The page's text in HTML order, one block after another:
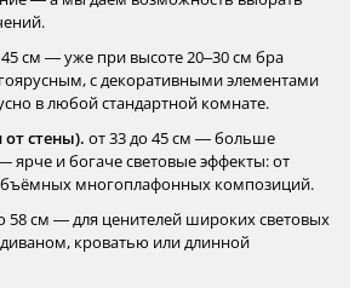
45 см — уже при высоте 20–30 см бра
с декоративными элементами
в любой стандартной комнате.
стены). от 33 до 45 см — больше
ярче и богаче световые эффекты: от
многоплафонных композиций.
58 см — для ценителей широких световых
кроватью или длинной